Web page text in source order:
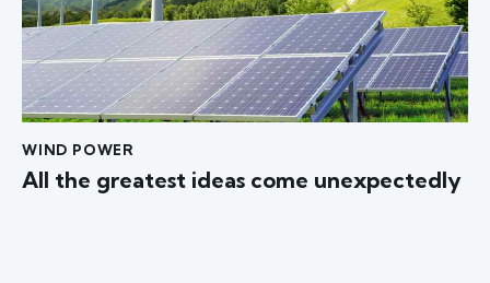
WIND POWER
All the greatest ideas come unexpectedly